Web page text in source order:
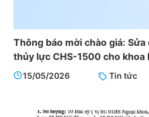
Thông báo mời chào giá:
thủy lực CHS-1500 cho khoa
tác khám chữa bệnh tại Bệnh
15/05/2026 Tin tức